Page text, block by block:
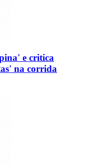
e critica
na corrida